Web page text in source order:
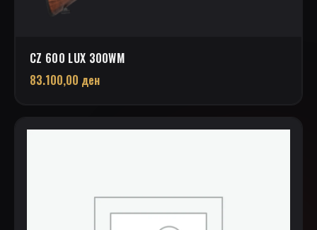
CZ 600 LUX 300WM
83.100,00 ден